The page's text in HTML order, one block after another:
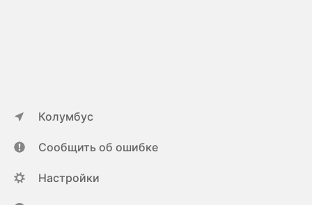
Колумбус
Сообщить об ошибке
Настройки